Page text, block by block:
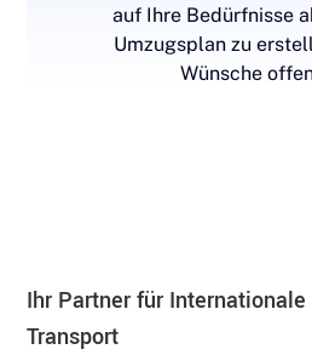
auf Ihre Bedürfnisse
Umzugsplan zu
Wünsche
Ihr Partner für
Transport